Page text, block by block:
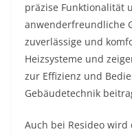
präzise Funktionalität
anwenderfreundliche
zuverlässige und
Heizsysteme und
zur Effizienz und
Gebäudetechnik
Auch bei Resideo